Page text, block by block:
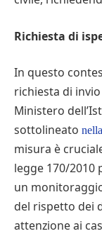
Richiesta di
In questo
richiesta di
Ministero
sottolineato
misura è
legge 170/2010
un
del rispetto dei
attenzione ai